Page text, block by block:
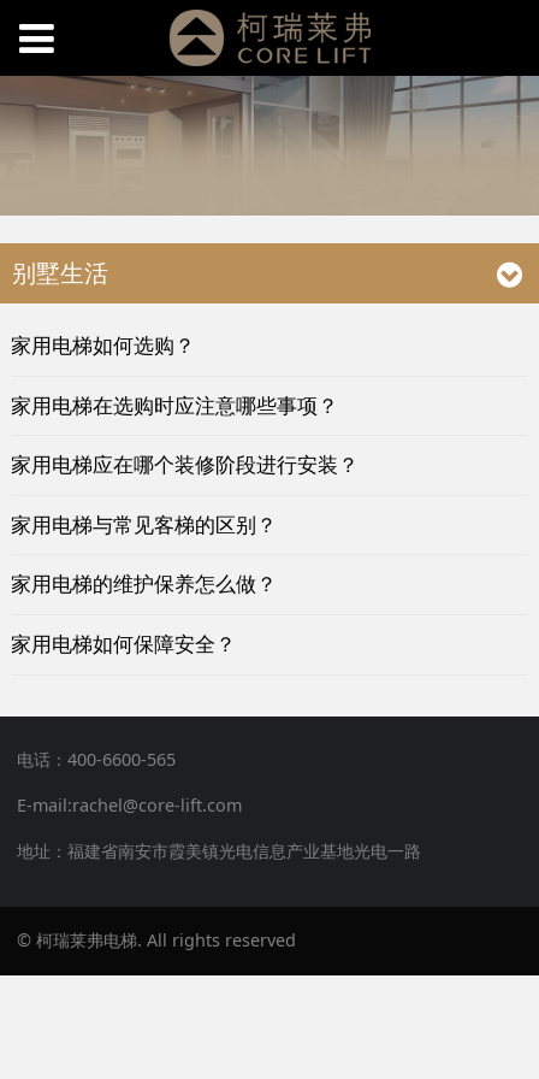
别墅生活
家用电梯如何选购？
家用电梯在选购时应注意哪些事项？
家用电梯应在哪个装修阶段进行安装？
家用电梯与常见客梯的区别？
家用电梯的维护保养怎么做？
家用电梯如何保障安全？
电话：400-6600-565
E-mail:rachel@core-lift.com
地址：福建省南安市霞美镇光电信息产业基地光电一路
© 柯瑞莱弗电梯. All rights reserved